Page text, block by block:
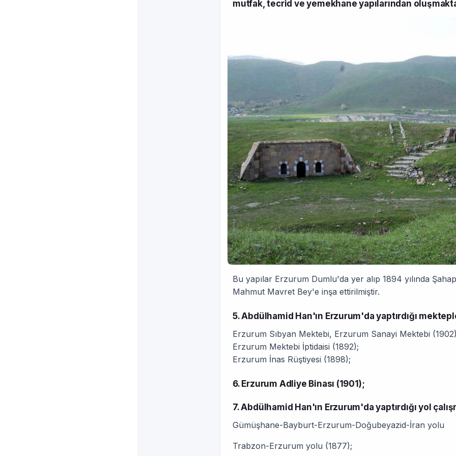
mutfak, tecrid ve yemekhane yapılarından
Bu yapılar Erzurum Dumlu'da yer alıp 1894 yılında
Mahmut Mavret Bey'e inşa ettirilmiştir.
5. Abdülhamid Han'ın Erzurum'da yaptırdığı
Erzurum Sıbyan Mektebi, Erzurum Sanayi Mektebi
Erzurum Mektebi İptidaisi (1892);
Erzurum İnas Rüştiyesi (1898);
6. Erzurum Adliye Binası (1901);
7. Abdülhamid Han'ın Erzurum'da yaptırdığı yol
Gümüşhane-Bayburt-Erzurum-Doğubeyazid-İran yolu
Trabzon-Erzurum yolu (1877);